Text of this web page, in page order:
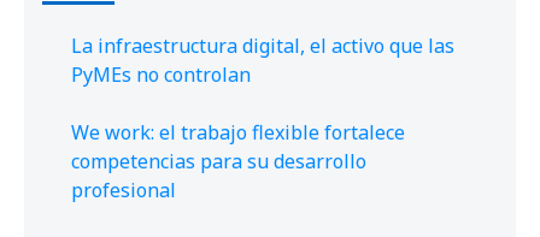
La infraestructura digital, el activo que las
PyMEs no controlan
We work: el trabajo flexible fortalece
competencias para su desarrollo
profesional